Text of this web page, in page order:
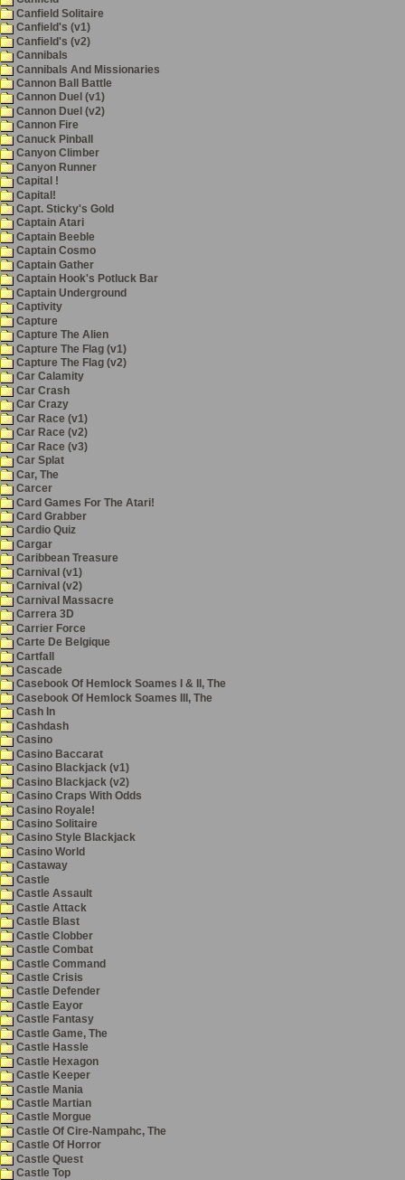
Canfield Solitaire
Canfield's (v1)
Canfield's (v2)
Cannibals
Cannibals And Missionaries
Cannon Ball Battle
Cannon Duel (v1)
Cannon Duel (v2)
Cannon Fire
Canuck Pinball
Canyon Climber
Canyon Runner
Capital !
Capital!
Capt. Sticky's Gold
Captain Atari
Captain Beeble
Captain Cosmo
Captain Gather
Captain Hook's Potluck Bar
Captain Underground
Captivity
Capture
Capture The Alien
Capture The Flag (v1)
Capture The Flag (v2)
Car Calamity
Car Crash
Car Crazy
Car Race (v1)
Car Race (v2)
Car Race (v3)
Car Splat
Car, The
Carcer
Card Games For The Atari!
Card Grabber
Cardio Quiz
Cargar
Caribbean Treasure
Carnival (v1)
Carnival (v2)
Carnival Massacre
Carrera 3D
Carrier Force
Carte De Belgique
Cartfall
Cascade
Casebook Of Hemlock Soames I & II, The
Casebook Of Hemlock Soames III, The
Cash In
Cashdash
Casino
Casino Baccarat
Casino Blackjack (v1)
Casino Blackjack (v2)
Casino Craps With Odds
Casino Royale!
Casino Solitaire
Casino Style Blackjack
Casino World
Castaway
Castle
Castle Assault
Castle Attack
Castle Blast
Castle Clobber
Castle Combat
Castle Command
Castle Crisis
Castle Defender
Castle Eayor
Castle Fantasy
Castle Game, The
Castle Hassle
Castle Hexagon
Castle Keeper
Castle Mania
Castle Martian
Castle Morgue
Castle Of Cire-Nampahc, The
Castle Of Horror
Castle Quest
Castle Top